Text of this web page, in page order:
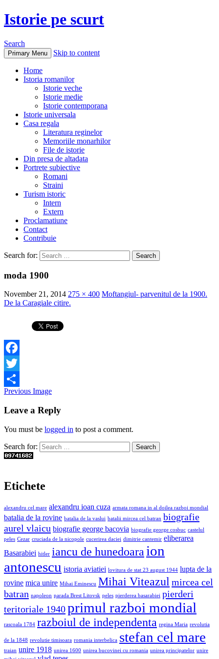
Istorie pe scurt
Search
Primary Menu Skip to content
Home
Istoria romanilor
Istorie veche
Istorie medie
Istorie contemporana
Istorie universala
Casa regala
Literatura reginelor
Memoriile monarhilor
File de istorie
Din presa de altadata
Portrete subiective
Romani
Straini
Turism istoric
Intern
Extern
Proclamatiune
Contact
Contribuie
Search for:
moda 1900
November 21, 2014 275 × 400 Moftangiul- parvenitul de la 1900.
De la Caragiale citire.
Facebook
Twitter
Share
Previous Image
Leave a Reply
You must be logged in to post a comment.
Search for:
Etichete
alexandru cel mare alexandru ioan cuza armata romana in al doilea razboi mondial
batalia de la rovine batalia de la vaslui batalii mircea cel batran biografie
aurel vlaicu biografie george bacovia biografie george cosbuc castelul
peles Cezar cruciada de la nicopole cucerirea daciei dimitrie cantemir eliberarea
Basarabiei hitler iancu de hunedoara ion
antonescu istoria aviatiei lovitura de stat 23 august 1944 lupta de la
rovine mica unire Mihai Eminescu Mihai Viteazul mircea cel
batran napoleon parada Brest Litovsk peles pierderea basarabiei pierderi
teritoriale 1940primul razboi mondial
rascoala 1784 razboiul de independenta regina Maria revolutia
de la 1848 revolutie timisoara romania interbelica stefan cel mare
traian unire 1918 unirea 1600 unirea bucovinei cu romania unirea principatelor unire